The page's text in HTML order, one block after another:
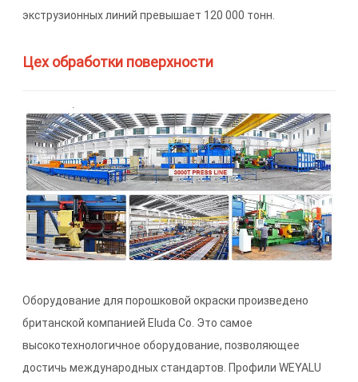
экструзионных линий превышает 120 000 тонн.
Цех обработки поверхности
Оборудование для порошковой окраски произведено
британской компанией Eluda Co. Это самое
высокотехнологичное оборудование, позволяющее
достичь международных стандартов. Профили WEYALU